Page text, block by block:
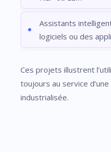
Assistants
logiciels ou des
Ces projets illustrent
toujours au service
industrialisée.